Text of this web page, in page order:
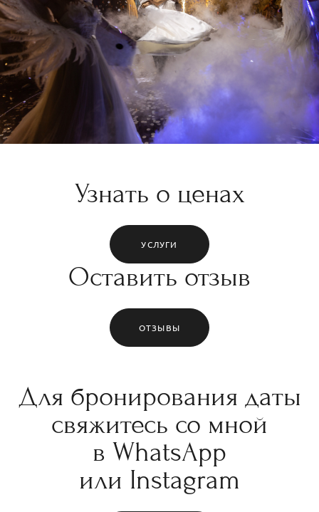
Узнать о ценах
УСЛУГИ
Оставить отзыв
ОТЗЫВЫ
Для бронирования даты
свяжитесь со мной
в WhatsApp
или Instagram